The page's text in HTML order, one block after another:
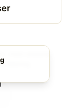
Hold afstand
løsning.